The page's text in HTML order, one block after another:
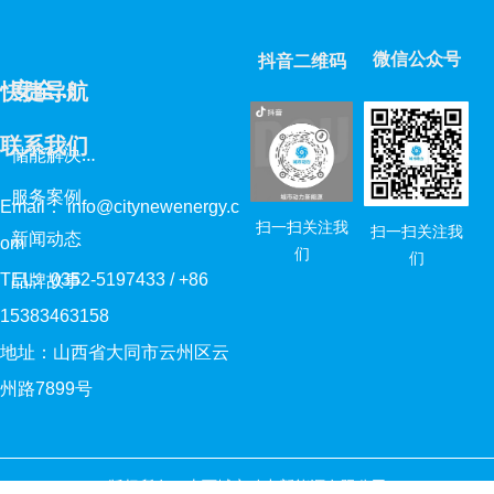
储
能解决方案
服务案例
新闻动态
品牌故事
快捷导航
联系我们
Email： info@citynewenergy.c
om
TEL: 0352-5197433 / +86
15383463158
地址：山西省大同市云州区云
州路7899号
扫一扫关注我
们
抖音二维码
扫一扫关注我
们
微信公众号
安
全中心